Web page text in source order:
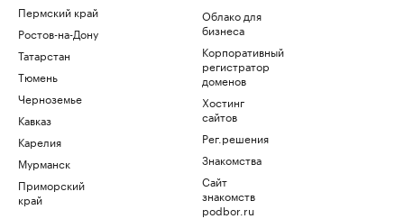
Пермский край
Ростов-на-Дону
Татарстан
Тюмень
Черноземье
Кавказ
Карелия
Мурманск
Приморский
край
Облако для
бизнеса
Корпоративный
регистратор
доменов
Хостинг
сайтов
Рег.решения
Знакомства
Сайт
знакомств
podbor.ru